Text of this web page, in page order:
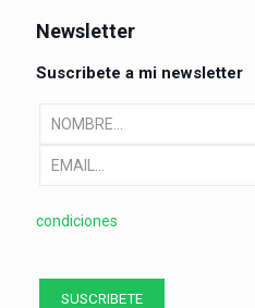
Newsletter
Suscribete a mi newsletter
condiciones